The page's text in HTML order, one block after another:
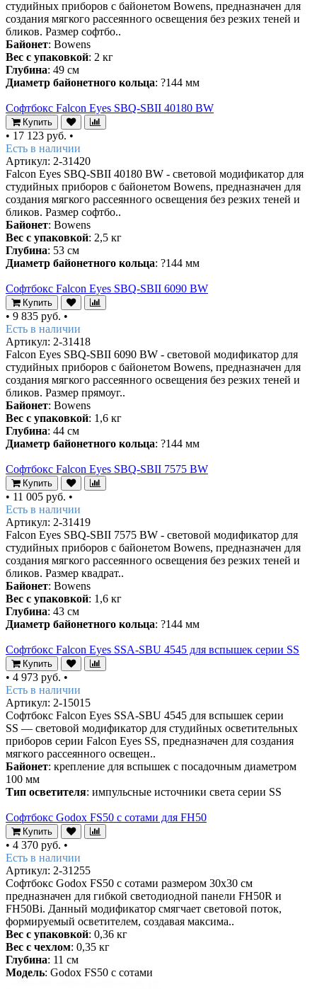
студийных приборов с байонетом Bowens, предназначен для
создания мягкого рассеянного освещения без резких теней и
бликов. Размер софтбо..
Байонет: Bowens
Вес с упаковкой: 2 кг
Глубина: 49 см
Диаметр байонетного кольца: ?144 мм
Софтбокс Falcon Eyes SBQ-SBII 40180 BW
Купить
• 17 123 руб. •
Есть в наличии
Артикул: 2-31420
Falcon Eyes SBQ-SBII 40180 BW - световой модификатор для
студийных приборов с байонетом Bowens, предназначен для
создания мягкого рассеянного освещения без резких теней и
бликов. Размер софтбо..
Байонет: Bowens
Вес с упаковкой: 2,5 кг
Глубина: 53 см
Диаметр байонетного кольца: ?144 мм
Софтбокс Falcon Eyes SBQ-SBII 6090 BW
Купить
• 9 835 руб. •
Есть в наличии
Артикул: 2-31418
Falcon Eyes SBQ-SBII 6090 BW - световой модификатор для
студийных приборов с байонетом Bowens, предназначен для
создания мягкого рассеянного освещения без резких теней и
бликов. Размер прямоуг..
Байонет: Bowens
Вес с упаковкой: 1,6 кг
Глубина: 44 см
Диаметр байонетного кольца: ?144 мм
Софтбокс Falcon Eyes SBQ-SBII 7575 BW
Купить
• 11 005 руб. •
Есть в наличии
Артикул: 2-31419
Falcon Eyes SBQ-SBII 7575 BW - световой модификатор для
студийных приборов с байонетом Bowens, предназначен для
создания мягкого рассеянного освещения без резких теней и
бликов. Размер квадрат..
Байонет: Bowens
Вес с упаковкой: 1,6 кг
Глубина: 43 см
Диаметр байонетного кольца: ?144 мм
Софтбокс Falcon Eyes SSA-SBU 4545 для вспышек серии SS
Купить
• 4 973 руб. •
Есть в наличии
Артикул: 2-15015
Софтбокс Falcon Eyes SSA-SBU 4545 для вспышек серии
SS — световой модификатор для студийных осветительных
приборов серии Falcon Eyes SS, предназначен для создания
мягкого рассеянного освещен..
Байонет: крепление для вспышек с посадочным диаметром
100 мм
Тип осветителя: импульсные источники света серии SS
Софтбокс Godox FS50 с сотами для FH50
Купить
• 4 370 руб. •
Есть в наличии
Артикул: 2-31255
Софтбокс Godox FS50 с сотами размером 30х30 см
предназначен для гибкой светодиодной панели FH50R и
FH50Bi. Данный модификатор смягчает световой поток,
формируемый осветителем, создавая максима..
Вес с упаковкой: 0,36 кг
Вес с чехлом: 0,35 кг
Глубина: 11 см
Модель: Godox FS50 с сотами